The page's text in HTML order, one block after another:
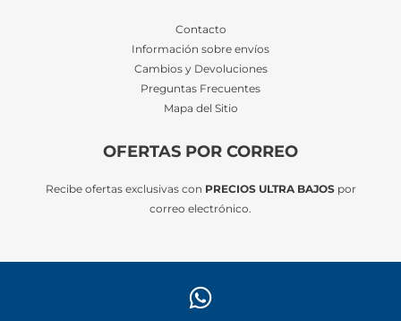
Contacto
Información sobre envíos
Cambios y Devoluciones
Preguntas Frecuentes
Mapa del Sitio
OFERTAS POR CORREO
Recibe ofertas exclusivas con PRECIOS ULTRA BAJOSpor
correo electrónico.